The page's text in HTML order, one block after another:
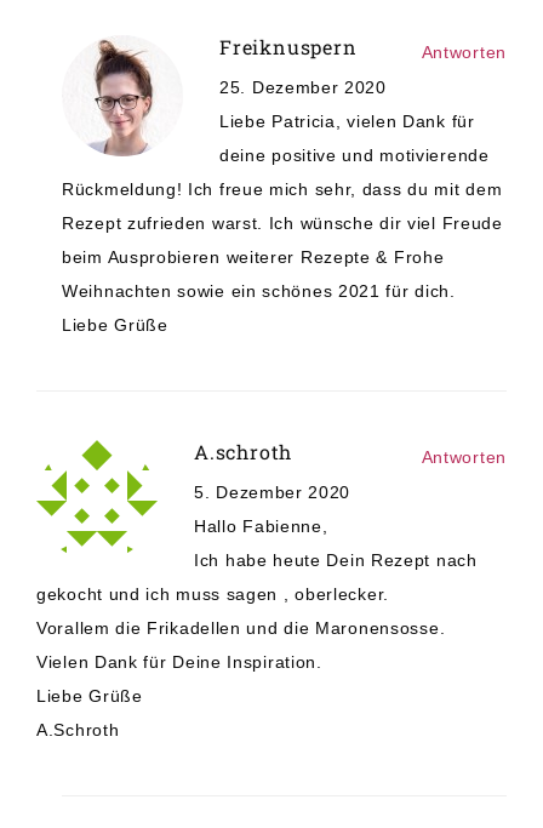
Freiknuspern
25. Dezember 2020
Liebe Patricia, vielen Dank für
deine positive und motivierende
Rückmeldung! Ich freue mich sehr, dass du mit dem
Rezept zufrieden warst. Ich wünsche dir viel Freude
beim Ausprobieren weiterer Rezepte & Frohe
Weihnachten sowie ein schönes 2021 für dich.
Liebe Grüße
Antworten
A.schroth
5. Dezember 2020
Hallo Fabienne,
Ich habe heute Dein Rezept nach
gekocht und ich muss sagen , oberlecker.
Vorallem die Frikadellen und die Maronensosse.
Vielen Dank für Deine Inspiration.
Liebe Grüße
A.Schroth
Antworten